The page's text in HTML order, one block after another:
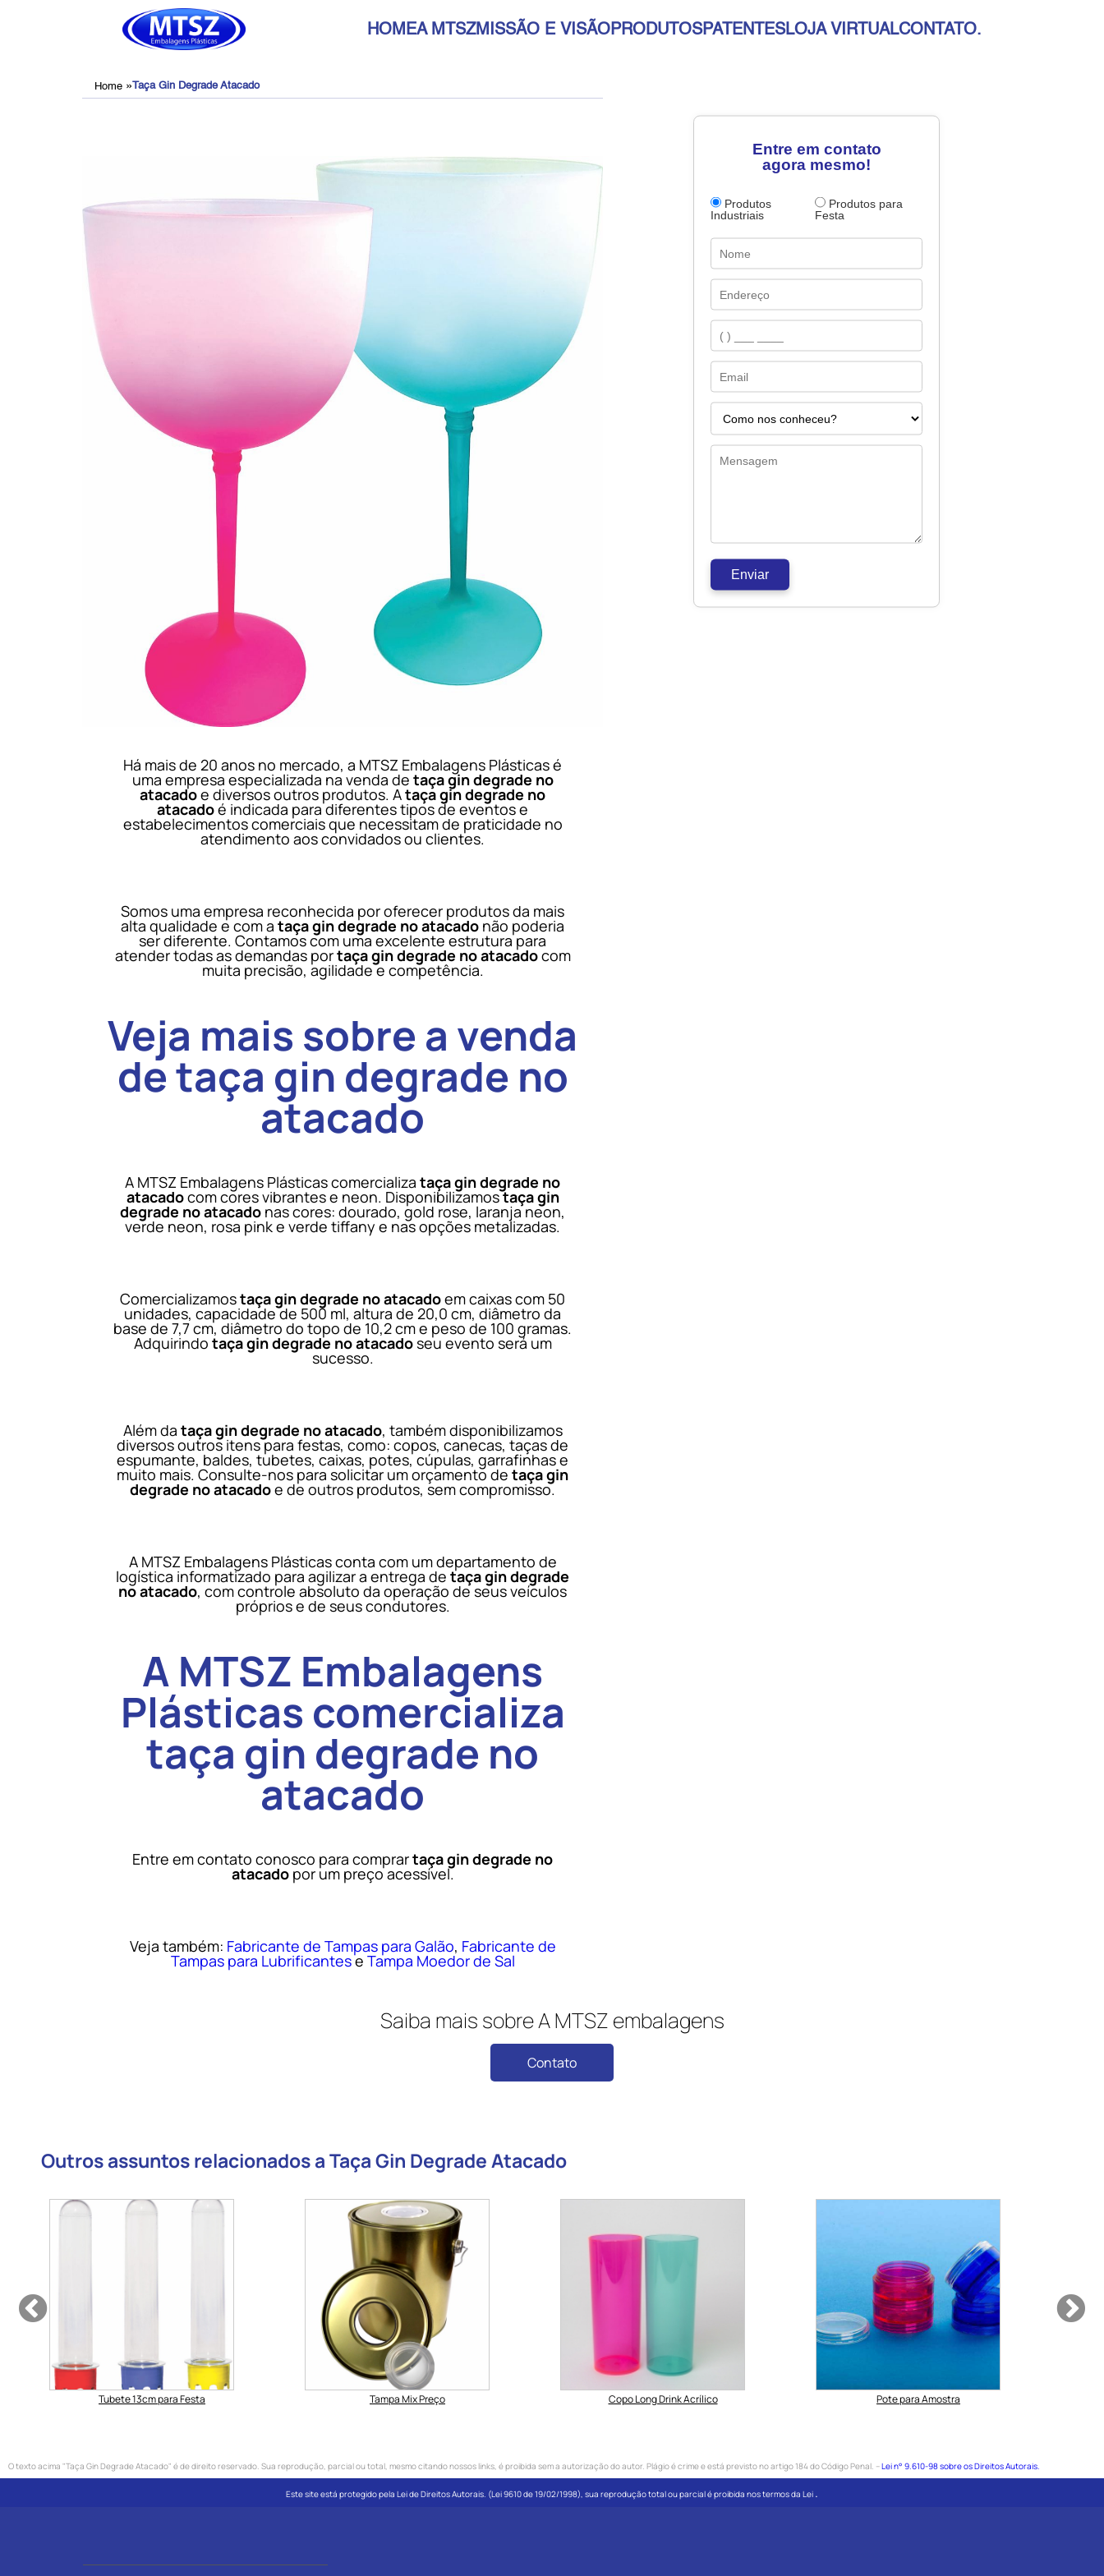
HOMEA MTSZMISSÃO E VISÃO PRODUTOSPATENTESLOJA VIRTUALCONTATO.
Home »Taça Gin Degrade Atacado
Há mais de 20 anos no mercado, a MTSZ Embalagens Plásticas é
uma empresa especializada na venda de taça gin degrade no
atacadoe diversos outros produtos. Ataça gin degrade no
atacadoé indicada para diferentes tipos de eventos e
estabelecimentos comerciais que necessitam de praticidade no
atendimento aos convidados ou clientes.
Somos uma empresa reconhecida por oferecer produtos da mais
alta qualidade e com a taça gin degrade no atacado não poderia
ser diferente. Contamos com uma excelente estrutura para
atender todas as demandas portaça gin degrade no atacadocom
muita precisão, agilidade e competência.
Veja mais sobre a venda
de taça gin degrade no
atacado
A MTSZ Embalagens Plásticas comercializa taça gin degrade no
atacadocom cores vibrantes e neon. Disponibilizamostaça gin
degrade no atacado nas cores: dourado, gold rose, laranja neon,
verde neon, rosa pink e verde tiffany e nas opções metalizadas.
Comercializamostaça gin degrade no atacadoem caixas com 50
unidades, capacidade de 500 ml, altura de 20,0 cm, diâmetro da
base de 7,7 cm, diâmetro do topo de 10,2 cm e peso de 100 gramas.
Adquirindo taça gin degrade no atacadoseu evento será um
sucesso.
Além da taça gin degrade no atacado, também disponibilizamos
diversos outros itens para festas, como: copos, canecas, taças de
espumante, baldes, tubetes, caixas, potes, cúpulas, garrafinhas e
muito mais. Consulte-nos para solicitar um orçamento de taça gin
degrade no atacadoe de outros produtos, sem compromisso.
A MTSZ Embalagens Plásticas conta com um departamento de
logística informatizado para agilizar a entrega de taça gin degrade
no atacado, com controle absoluto da operação de seus veículos
próprios e de seus condutores.
A MTSZ Embalagens
Plásticas comercializa
taça gin degrade no
atacado
Entre em contato conosco para comprartaça gin degrade no
atacadopor um preço acessível.
Veja também: Fabricante de Tampas para Galão, Fabricante de
Tampas para Lubrificantese Tampa Moedor de Sal
Entre em contato
agora mesmo!
Produtos
Industriais
Produtos para
Festa
Enviar
Saiba mais sobre A MTSZ embalagens
Contato
Outros assuntos relacionados a Taça Gin Degrade Atacado
Tubete 13cm para Festa Tampa Mix Preço Copo Long Drink Acrílico Pote para Amostra
O texto acima "Taça Gin Degrade Atacado" é de direito reservado. Sua reprodução, parcial ou total, mesmo citando nossos links, é proibida sem a autorização do autor. Plágio é crime e está previsto no artigo 184 do Código Penal. –Lei n° 9.610-98 sobre os Direitos Autorais.
Este site está protegido pela Lei de Direitos Autorais. (Lei 9610 de 19/02/1998), sua reprodução total ou parcial é proibida nos termos da Lei .